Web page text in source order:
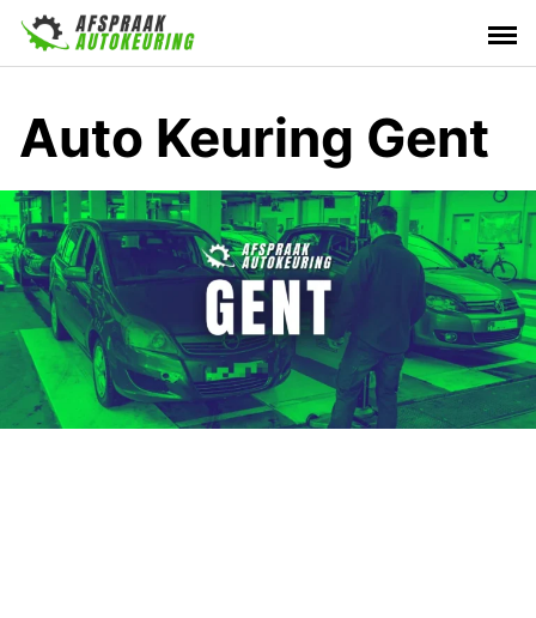
Skip
content
Auto Keuring Gent